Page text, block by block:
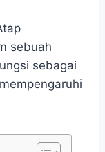
sebuah
sebagai